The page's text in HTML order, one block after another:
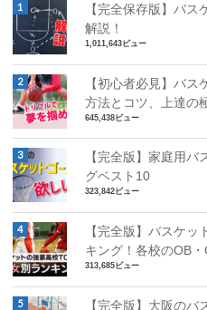
【完全保存版】バ
解説！
1,011,643ビュー
【初心者必見】バ
方法とコツ、上達の
645,438ビュー
【完全版】家庭用
グベスト10
323,842ビュー
【完全版】バスケ
キング！各校のOB・
313,685ビュー
【完全版】大阪の